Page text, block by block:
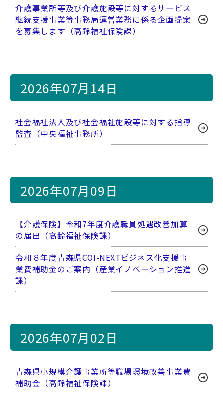
介護事業所等及び介護施設等に対するサービス
継続支援事業等事務局運営業務に係る企画提案
を募集します（高齢福祉保険課）
2026年07月14日
社会福祉法人及び社会福祉施設等に対する指導
監査（中央福祉事務所）
2026年07月09日
【介護保険】令和7年度介護職員処遇改善加算
の届出（高齢福祉保険課）
令和８年度青森県COI-NEXTビジネス化支援事
業費補助金のご案内（産業イノベーション推進
課）
2026年07月02日
青森県小規模介護事業所等職場環境改善事業費
補助金（高齢福祉保険課）